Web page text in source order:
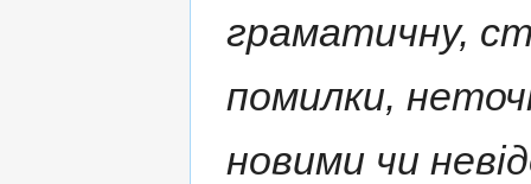
граматичну,
помилки,
новими чи